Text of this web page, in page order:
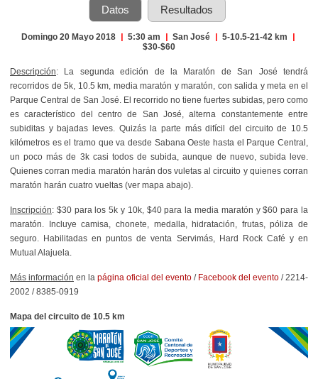
Datos Resultados
Domingo 20 Mayo 2018 | 5:30 am | San José | 5-10.5-21-42 km
|
$30-$60
Descripción: La segunda edición de la Maratón de San José tendrá
recorridos de 5k, 10.5 km, media maratón y maratón, con salida y meta en el
Parque Central de San José. El recorrido no tiene fuertes subidas, pero como
es característico del centro de San José, alterna constantemente entre
subiditas y bajadas leves. Quizás la parte más difícil del circuito de 10.5
kilómetros es el tramo que va desde Sabana Oeste hasta el Parque Central,
un poco más de 3k casi todos de subida, aunque de nuevo, subida leve.
Quienes corran media maratón harán dos vuletas al circuito y quienes corran
maratón harán cuatro vueltas (ver mapa abajo).
Inscripción: $30 para los 5k y 10k, $40 para la media maratón y $60 para la
maratón. Incluye camisa, chonete, medalla, hidratación, frutas, póliza de
seguro. Habilitadas en puntos de venta Servimás, Hard Rock Café y en
Mutual Alajuela.
Más información en la página oficial del evento / Facebook del evento / 2214-
2002 / 8385-0919
Mapa del circuito de 10.5 km